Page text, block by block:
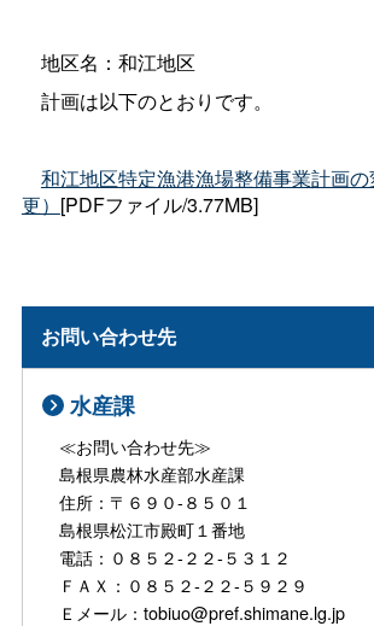
地区名：和江地区
計画は以下のとおりです。
和江地区特定漁港漁場整備事業計画
更） [PDFファイル/3.77MB]
お問い合わせ先
水産課
≪お問い合わせ先≫
島根県農林水産部水産課
住所：〒６９０-８５０１
島根県松江市殿町１番地
電話：０８５２-２２-５３１２
ＦＡＸ：０８５２-２２-５９２９
Ｅメール：tobiuo@pref.shimane.lg.jp